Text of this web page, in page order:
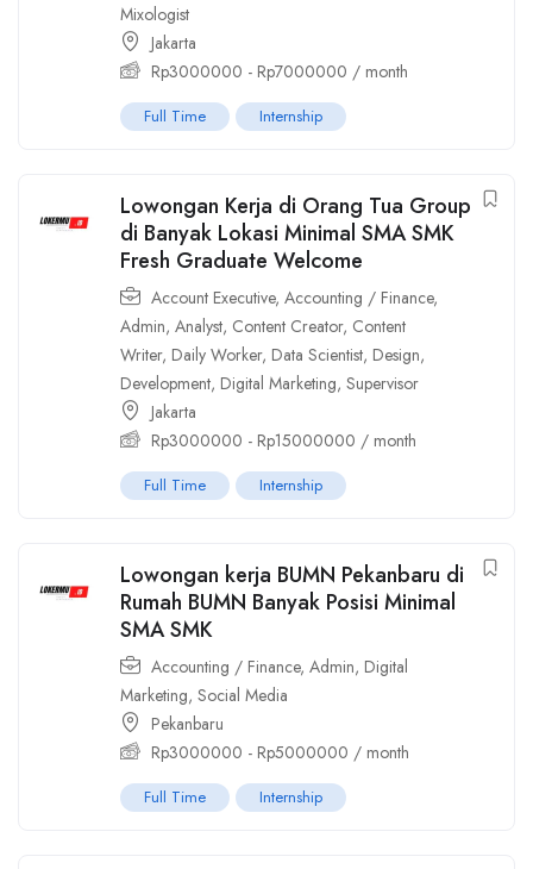
Mixologist
Jakarta
Rp3000000 - Rp7000000 / month
Full Time Internship
Lowongan Kerja di Orang Tua Group
di Banyak Lokasi Minimal SMA SMK
Fresh Graduate Welcome
Account Executive, Accounting / Finance,
Admin, Analyst, Content Creator, Content
Writer, Daily Worker, Data Scientist, Design,
Development, Digital Marketing, Supervisor
Jakarta
Rp3000000 - Rp15000000 / month
Full Time Internship
Lowongan kerja BUMN Pekanbaru di
Rumah BUMN Banyak Posisi Minimal
SMA SMK
Accounting / Finance, Admin, Digital
Marketing, Social Media
Pekanbaru
Rp3000000 - Rp5000000 / month
Full Time Internship